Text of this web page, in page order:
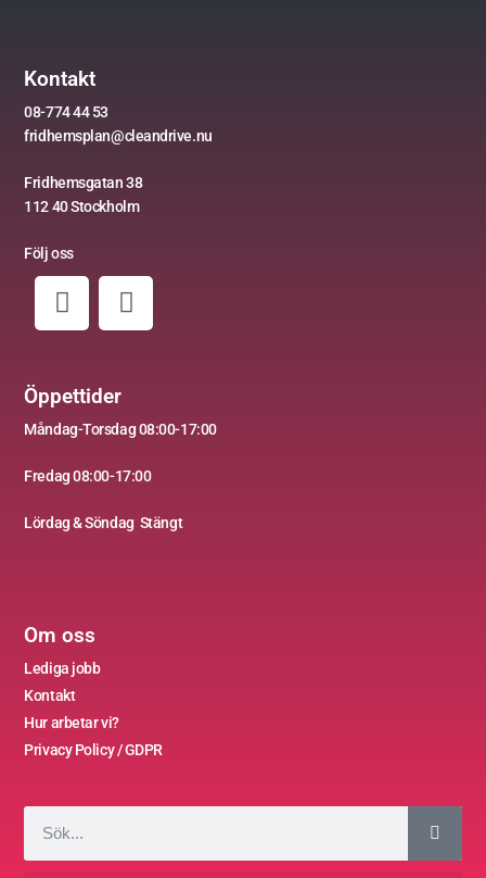
Kontakt
08-774 44 53
fridhemsplan@cleandrive.nu
Fridhemsgatan 38
112 40Stockholm
Följ oss
Öppettider
Måndag-Torsdag08:00-17:00
Fredag 08:00-17:00
Lördag &Söndag Stängt
Om oss
Lediga jobb
Kontakt
Hur arbetar vi?
Privacy Policy / GDPR